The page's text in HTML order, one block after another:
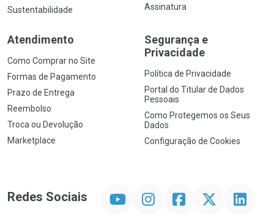
Sustentabilidade
Assinatura
Atendimento
Como Comprar no Site
Formas de Pagamento
Prazo de Entrega
Reembolso
Troca ou Devolução
Marketplace
Segurança e
Privacidade
Política de Privacidade
Portal do Titular de Dados
Pessoais
Como Protegemos os Seus
Dados
Configuração de Cookies
Redes Sociais InstagramFacebookTwitter Linkedin